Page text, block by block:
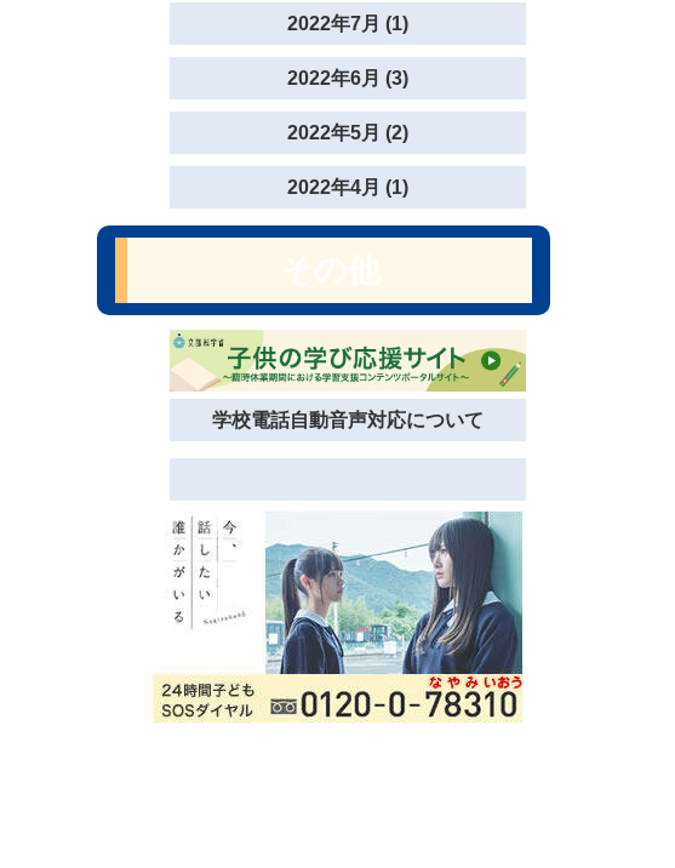
2022年7月 (1)
2022年6月 (3)
2022年5月 (2)
2022年4月 (1)
学校電話自動音声対応について